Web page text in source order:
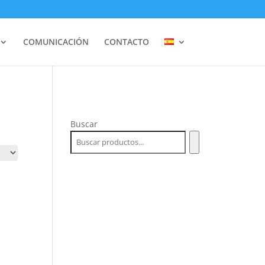
COMUNICACIÓN CONTACTO
Buscar